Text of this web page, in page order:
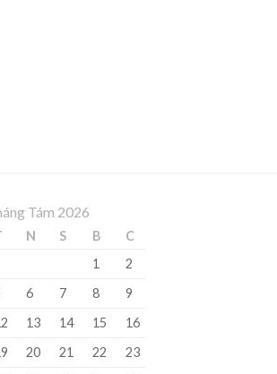
Tám 2026
N S B
C
1
2
6 7 8
9
13 14 15
16
20 21 22
23